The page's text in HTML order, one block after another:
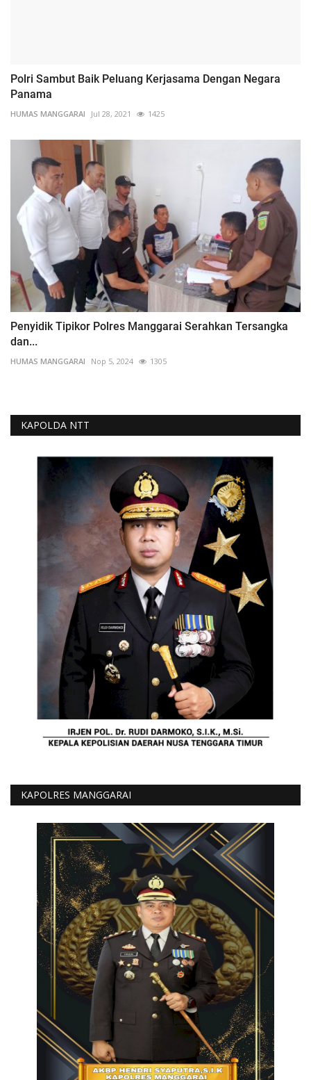
Polri Sambut Baik Peluang Kerjasama Dengan Negara
Panama
HUMAS MANGGARAI Jul 28, 2021 1425
Penyidik Tipikor Polres Manggarai Serahkan Tersangka
dan...
HUMAS MANGGARAI Nop 5, 2024 1305
KAPOLDA NTT
KAPOLRES MANGGARAI